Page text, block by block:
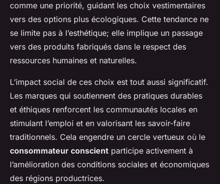
comme une priorité, guidant les choix vestimentaires
vers des options plus écologiques. Cette tendance ne
se limite pas à l’esthétique; elle implique un passage
vers des produits fabriqués dans le respect des
ressources humaines et naturelles.
L’impact social de ces choix est tout aussi significatif.
Les marques qui soutiennent des pratiques durables
et éthiques renforcent les communautés locales en
stimulant l’emploi et en valorisant les savoir-faire
traditionnels. Cela engendre un cercle vertueux où le
consommateur conscient participe activement à
l’amélioration des conditions sociales et économiques
des régions productrices.